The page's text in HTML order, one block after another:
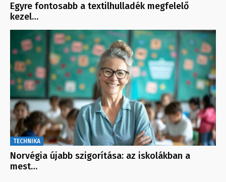
Egyre fontosabb a textilhulladék megfelelő
kezel…
TECHNIKA
Norvégia újabb szigorítása: az iskolákban a
mest…